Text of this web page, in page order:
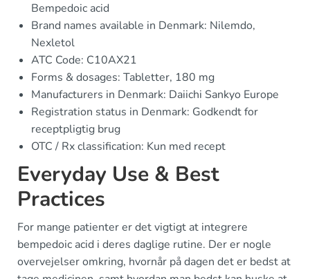
Bempedoic acid
Brand names available in Denmark: Nilemdo,
Nexletol
ATC Code: C10AX21
Forms & dosages: Tabletter, 180 mg
Manufacturers in Denmark: Daiichi Sankyo Europe
Registration status in Denmark: Godkendt for
receptpligtig brug
OTC / Rx classification: Kun med recept
Everyday Use & Best
Practices
For mange patienter er det vigtigt at integrere
bempedoic acid i deres daglige rutine. Der er nogle
overvejelser omkring, hvornår på dagen det er bedst at